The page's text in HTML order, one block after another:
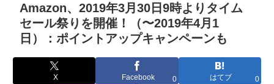
Amazon、2019年3月30日9時よりタイム
セール祭りを開催！（〜2019年4月1
日）：ポイントアップキャンペーンも
X Facebook 0 はてブ 0